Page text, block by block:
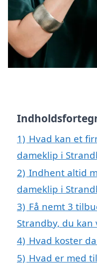
1) Hvad kan et
dameklip i
2) Indhent altid
dameklip i
3) Få nemt 3
Strandby, du
4) Hvad koster
5) Hvad er med